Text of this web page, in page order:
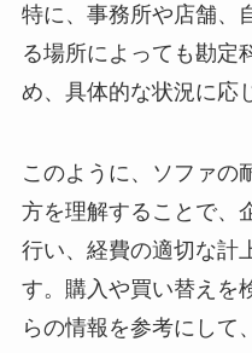
特に、事務所や店舗、
る場所によっても勘定
め、具体的な状況に応
このように、ソファの
方を理解することで、
行い、経費の適切な計
す。購入や買い替えを
らの情報を参考にして